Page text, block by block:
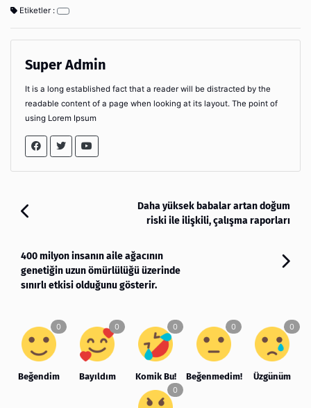
Etiketler :
Super Admin
It is a long established fact that a reader will be distracted by the
readable content of a page when looking at its layout. The point of
using Lorem Ipsum
Daha yüksek babalar artan doğum
riski ile ilişkili, çalışma raporları
400 milyon insanın aile ağacının
genetiğin uzun ömürlülüğü üzerinde
sınırlı etkisi olduğunu gösterir.
Beğendim Bayıldım Komik Bu! Beğenmedim! Üzgünüm